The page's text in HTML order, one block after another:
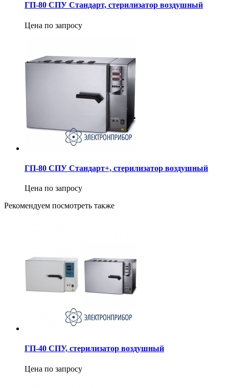
ГП-80 СПУ Стандарт, стерилизатор воздушный
Цена по запросу
ГП-80 СПУ Стандарт+, стерилизатор воздушный
Цена по запросу
Рекомендуем посмотреть также
ГП-40 СПУ, стерилизатор воздушный
Цена по запросу